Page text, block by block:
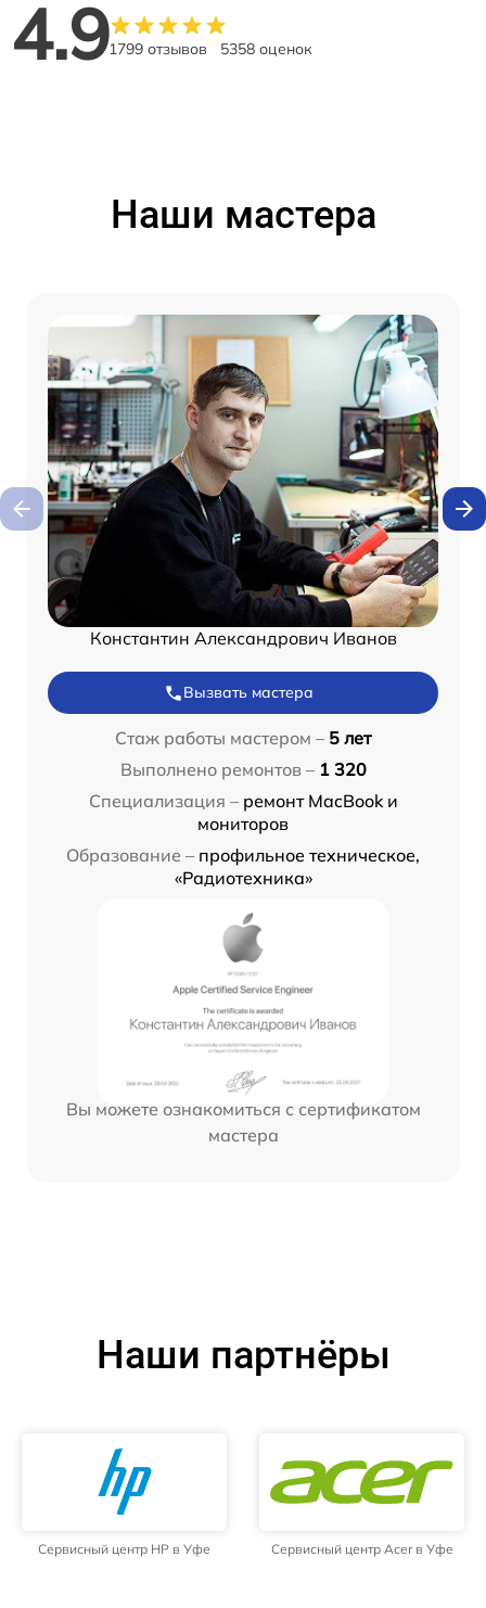
4.91799 отзывов 5358 оценок
Наши мастера
Константин Александрович Иванов
Вызвать мастера
Стаж работы мастером – 5 лет
Выполнено ремонтов – 1 320
Специализация – ремонт MacBook и
мониторов
Образование – профильное техническое,
«Радиотехника»
Вы можете ознакомиться с сертификатом
мастера
Наши партнёры
Сервисный центр HP в Уфе Сервисный центр Acer в Уфе